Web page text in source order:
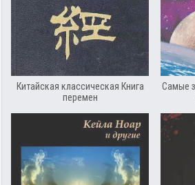
Китайская классическая Книга
перемен
Самые